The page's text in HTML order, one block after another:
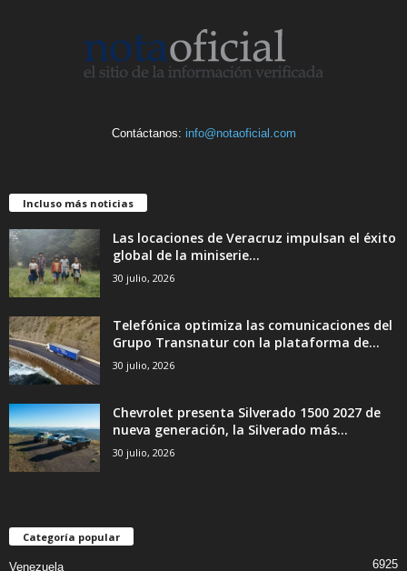
Contáctanos: info@notaoficial.com
Incluso más noticias
Las locaciones de Veracruz impulsan el éxito
global de la miniserie...
30 julio, 2026
Telefónica optimiza las comunicaciones del
Grupo Transnatur con la plataforma de...
30 julio, 2026
Chevrolet presenta Silverado 1500 2027 de
nueva generación, la Silverado más...
30 julio, 2026
Categoría popular
Venezuela 6925